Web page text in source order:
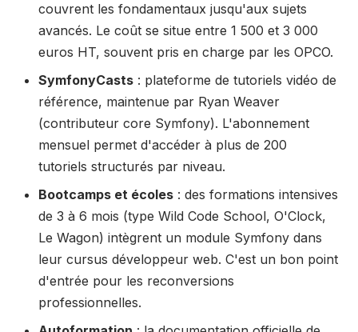
couvrent les fondamentaux jusqu'aux sujets
avancés. Le coût se situe entre 1 500 et 3 000
euros HT, souvent pris en charge par les OPCO.
SymfonyCasts : plateforme de tutoriels vidéo de
référence, maintenue par Ryan Weaver
(contributeur core Symfony). L'abonnement
mensuel permet d'accéder à plus de 200
tutoriels structurés par niveau.
Bootcamps et écoles : des formations intensives
de 3 à 6 mois (type Wild Code School, O'Clock,
Le Wagon) intègrent un module Symfony dans
leur cursus développeur web. C'est un bon point
d'entrée pour les reconversions
professionnelles.